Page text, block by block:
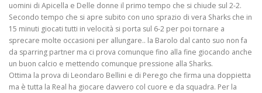
uomini di Apicella e Delle donne il primo tempo che si chiude sul 2-2.
Secondo tempo che si apre subito con uno sprazio di vera Sharks che in
15 minuti giocati tutti in velocità si porta sul 6-2 per poi tornare a
sprecare molte occasioni per allungare.. la Barolo dal canto suo non fa
da sparring partner ma ci prova comunque fino alla fine giocando anche
un buon calcio e mettendo comunque pressione alla Sharks.
Ottima la prova di Leondaro Bellini e di Perego che firma una doppietta
ma è tutta la Real ha giocare davvero col cuore e da squadra. Per la